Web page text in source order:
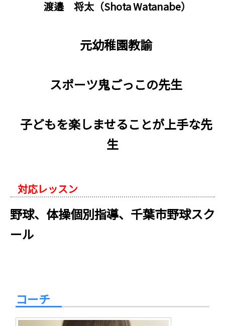
渡邉 将太（Shota Watanabe）
元幼稚園教諭
スポーツ鬼ごっこの先生
子どもを楽しませることが上手な先
生
対応レッスン
野球、体操個別指導、千葉市野球スク
ール
コーチ